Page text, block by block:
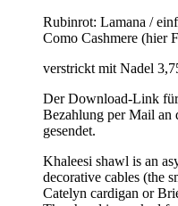
Rubinrot: Lamana /
Como Cashmere (hier
verstrickt mit Nadel
Der Download-Link
Bezahlung per Mail an
gesendet.
Khaleesi shawl is an
decorative cables (the
Catelyn cardigan or